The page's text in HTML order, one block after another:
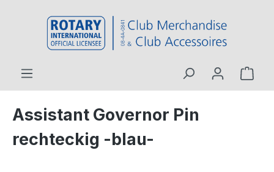
Assistant Governor Pin
rechteckig -blau-